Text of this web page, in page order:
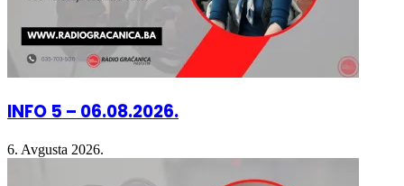
INFO 5 – 06.08.2026.
6. Avgusta 2026.